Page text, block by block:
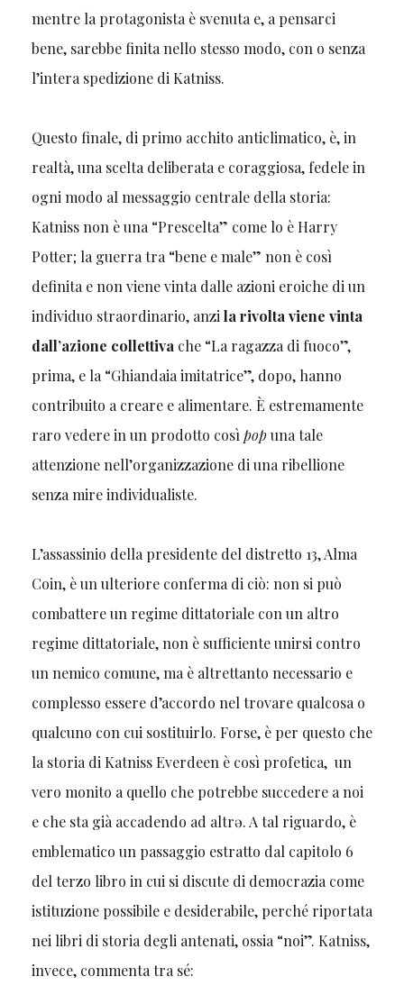
mentre la protagonista è svenuta e, a pensarci
bene, sarebbe finita nello stesso modo, con o senza
l’intera spedizione di Katniss.
Questo finale, di primo acchito anticlimatico, è, in
realtà, una scelta deliberata e coraggiosa, fedele in
ogni modo al messaggio centrale della storia:
Katniss non è una “Prescelta” come lo è Harry
Potter; la guerra tra “bene e male” non è così
definita e non viene vinta dalle azioni eroiche di un
individuo straordinario, anzila rivolta viene vinta
dall’azione collettiva che “La ragazza di fuoco”,
prima, e la “Ghiandaia imitatrice”, dopo, hanno
contribuito a creare e alimentare. È estremamente
raro vedere in un prodotto cosìpopuna tale
attenzione nell’organizzazione di una ribellione
senza mire individualiste.
L’assassinio della presidente del distretto 13, Alma
Coin, è un ulteriore conferma di ciò: non si può
combattere un regime dittatoriale con un altro
regime dittatoriale, non è sufficiente unirsi contro
un nemico comune, ma è altrettanto necessario e
complesso essere d’accordo nel trovare qualcosa o
qualcuno con cui sostituirlo. Forse, è per questo che
la storia di Katniss Everdeen è così profetica, un
vero monito a quello che potrebbe succedere a noi
e che sta già accadendo ad altrə. A tal riguardo, è
emblematico un passaggio estratto dal capitolo 6
del terzo libro in cui si discute di democrazia come
istituzione possibile e desiderabile, perché riportata
nei libri di storia degli antenati, ossia “noi”. Katniss,
invece, commenta tra sé: